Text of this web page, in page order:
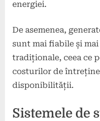
energiei.
De asemenea,
sunt mai fiabile și
tradiționale, ceea ce
costurilor de
disponibilității.
Sistemele de